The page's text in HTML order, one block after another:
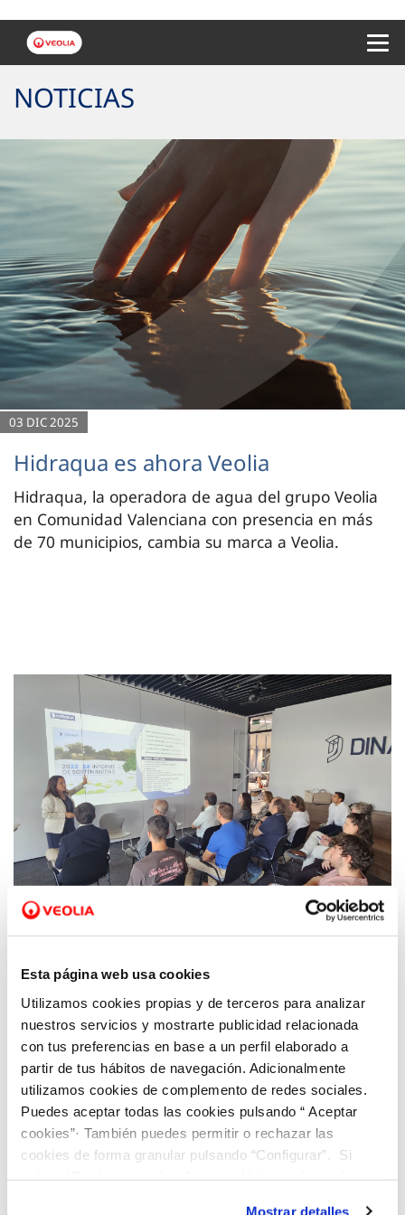
Esta página web usa cookies
Utilizamos cookies propias y de terceros para analizar
nuestros servicios y mostrarte publicidad relacionada
con tus preferencias en base a un perfil elaborado a
partir de tus hábitos de navegación. Adicionalmente
utilizamos cookies de complemento de redes sociales.
Puedes aceptar todas las cookies pulsando “ Aceptar
cookies”· También puedes permitir o rechazar las
cookies de forma granular pulsando “Configurar”. Si
Mostrar detalles
NOTICIAS
03 DIC 2025
Hidraqua es ahora Veolia
Hidraqua, la operadora de agua del grupo Veolia
en Comunidad Valenciana con presencia en más
de 70 municipios, cambia su marca a Veolia.
29 OCT 2025
Sostenibilidad en el que refleja su
compromiso con el medio ambiente y las
personas